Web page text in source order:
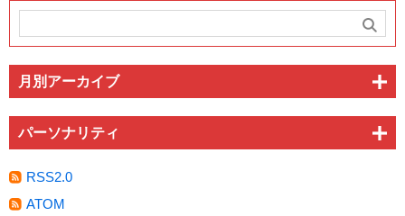
月別アーカイブ
パーソナリティ
RSS2.0
ATOM